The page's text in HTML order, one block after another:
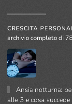
CRESCITA
archivio completo di
Ansia notturna:
alle 3 e cosa